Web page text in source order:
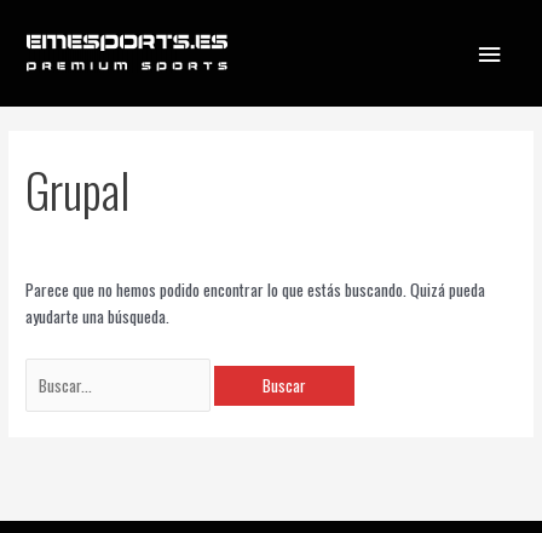
contenido
Menú
Grupal
Parece que no hemos podido encontrar lo que estás buscando. Quizá pueda
ayudarte una búsqueda.
por: